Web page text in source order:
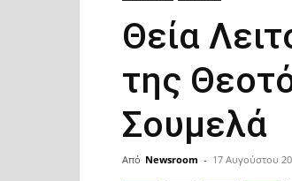
Θεία
της
Σουμελά
Από Newsroom - 17 Αυγούστου